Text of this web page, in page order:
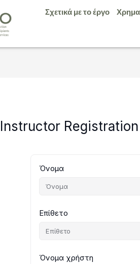
Σχετικά με το έργο
Instructor Registration
Όνομα
Επίθετο
Όνομα χρήστη